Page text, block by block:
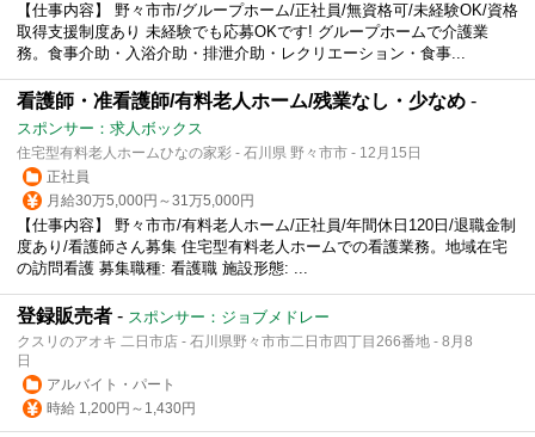
【仕事内容】 野々市市/グループホーム/正社員/無資格可/未経験OK/資格
取得支援制度あり 未経験でも応募OKです! グループホームで介護業
務。食事介助・入浴介助・排泄介助・レクリエーション・食事...
看護師・准看護師/有料老人ホーム/残業なし・少なめ -
スポンサー：求人ボックス
住宅型有料老人ホームひなの家彩 - 石川県 野々市市 - 12月15日
正社員
月給30万5,000円～31万5,000円
【仕事内容】 野々市市/有料老人ホーム/正社員/年間休日120日/退職金制
度あり/看護師さん募集 住宅型有料老人ホームでの看護業務。地域在宅
の訪問看護 募集職種: 看護職 施設形態: ...
登録販売者 - スポンサー：ジョブメドレー
クスリのアオキ 二日市店 - 石川県野々市市二日市四丁目266番地 - 8月8
日
アルバイト・パート
時給 1,200円～1,430円